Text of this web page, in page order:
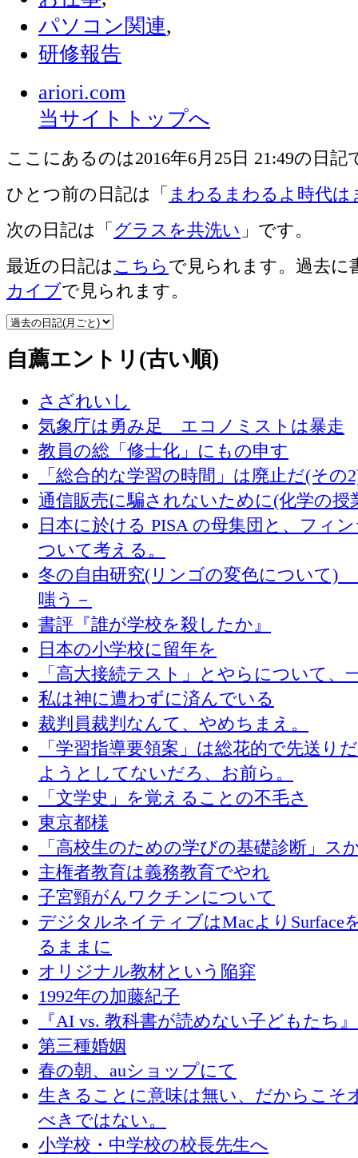
パソコン関連,
研修報告
ariori.com
当サイトトップへ
ここにあるのは2016年6月25日 21:49の日記
ひとつ前の日記は「 まわるまわるよ時代は
次の日記は「 グラスを共洗い 」です。
最近の日記は こちら で見られます。過去に
カイブで見られます。
自薦エントリ(古い順)
さざれいし
気象庁は勇み足 エコノミストは暴走
教員の総「修士化」にもの申す
「総合的な学習の時間」は廃止だ(その
通信販売に騙されないために(化学の授
日本に於ける PISA の母集団と、フィ
ついて考える。
冬の自由研究(リンゴの変色について)
嗤う－
書評『誰が学校を殺したか』
日本の小学校に留年を
「高大接続テスト」とやらについて、
私は神に遭わずに済んでいる
裁判員裁判なんて、やめちまえ。
「学習指導要領案」は総花的で先送り
ようとしてないだろ、お前ら。
「文学史」を覚えることの不毛さ
東京都様
「高校生のための学びの基礎診断」ス
主権者教育は義務教育でやれ
子宮頸がんワクチンについて
デジタルネイティブはMacよりSurface
るままに
オリジナル教材という陥穽
1992年の加藤紀子
『AI vs. 教科書が読めない子どもたち
第三種婚姻
春の朝、auショップにて
生きることに意味は無い、だからこそ
べきではない。
小学校・中学校の校長先生へ